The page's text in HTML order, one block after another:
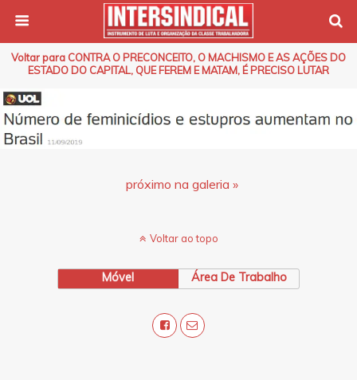
Voltar para CONTRA O PRECONCEITO, O MACHISMO E AS AÇÕES DO
ESTADO DO CAPITAL, QUE FEREM E MATAM, É PRECISO LUTAR
próximo na galeria »
Voltar ao topo
Móvel Área De Trabalho